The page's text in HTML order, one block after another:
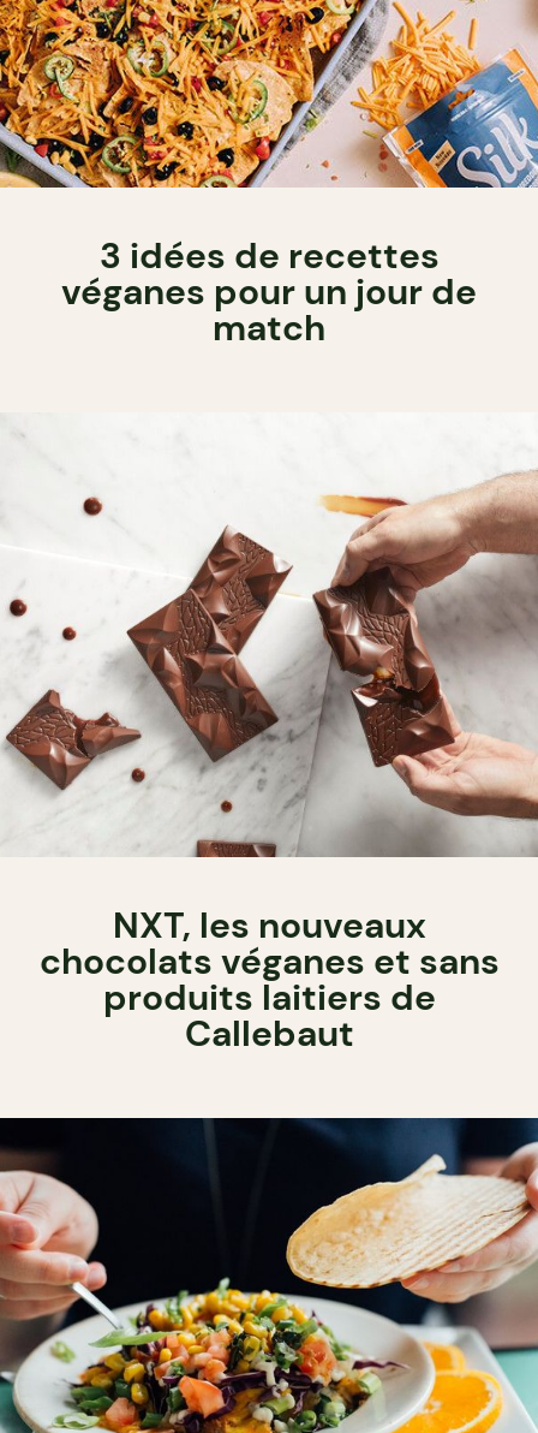
3 idées de recettes
véganes pour un jour de
match
NXT, les nouveaux
chocolats véganes et sans
produits laitiers de
Callebaut